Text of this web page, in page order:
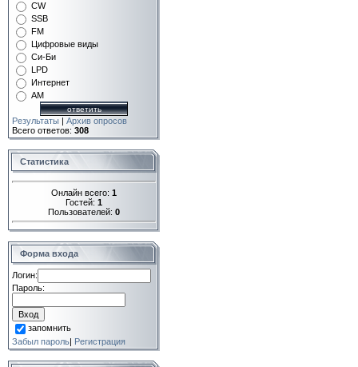
CW
SSB
FM
Цифровые виды
Си-Би
LPD
Интернет
AM
Результаты | Архив опросов
Всего ответов: 308
Статистика
Онлайн всего: 1
Гостей: 1
Пользователей: 0
Форма входа
Логин:
Пароль:
запомнить
Забыл пароль| Регистрация